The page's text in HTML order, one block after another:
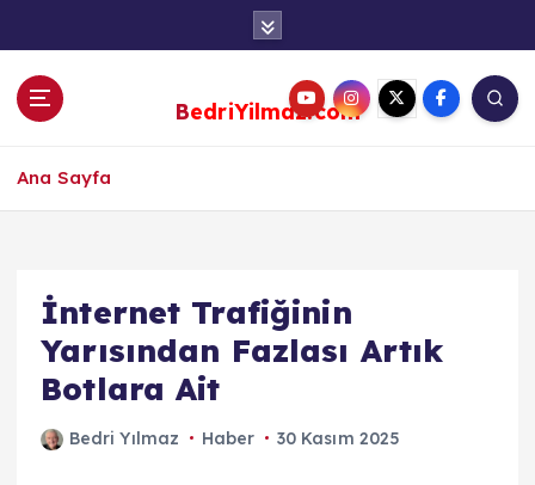
BedriYilmaz.com
Ana Sayfa
İnternet Trafiğinin
Yarısından Fazlası Artık
Botlara Ait
Bedri Yılmaz Haber 30 Kasım 2025